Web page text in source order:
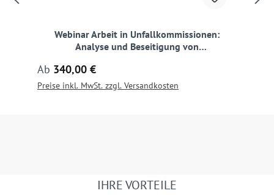
Webinar Arbeit in Unfallkommissionen:
Analyse und Beseitigung von
Regulärer Preis:
Ab 340,00 €
Preise inkl. MwSt. zzgl. Versandkosten
IHRE VORTEILE